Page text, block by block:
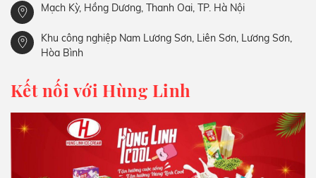
Mạch Kỳ, Hồng Dương, Thanh Oai, TP. Hà Nội
Khu công nghiệp Nam Lương Sơn, Liên Sơn, Lương Sơn,
Hòa Bình
Kết nối với Hùng Linh